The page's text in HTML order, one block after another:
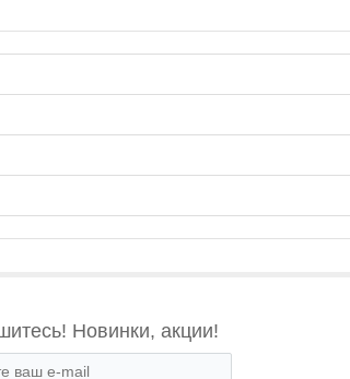
Новинки, акции!